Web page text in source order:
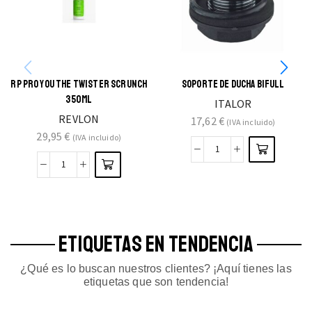
RP PRO YOU THE TWISTER SCRUNCH
350ML
REVLON
29,95€ (IVA incluido)
SOPORTE DE DUCHA BIFULL
ITALOR
17,62 € (IVA incluido)
ETIQUETAS EN TENDENCIA
¿Qué es lo buscan nuestros clientes? ¡Aquí tienes las
etiquetas que son tendencia!